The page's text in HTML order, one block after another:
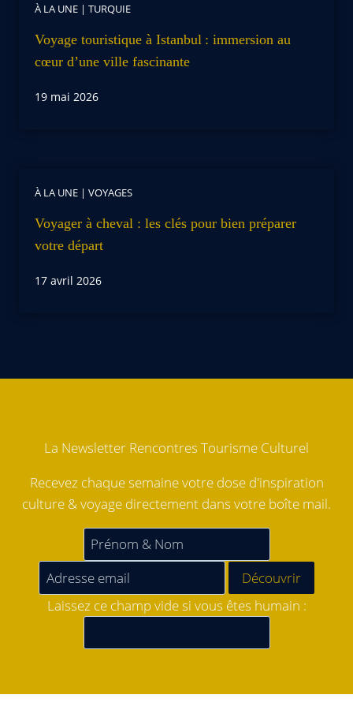
À LA UNE | TURQUIE
Voyage touristique à Istanbul : immersion au
cœur d’une ville fascinante
19 mai 2026
À LA UNE | VOYAGES
Voyager à cheval : les clés pour bien préparer
votre départ
17 avril 2026
La Newsletter Rencontres Tourisme Culturel
Recevez chaque semaine votre dose d'inspiration
culture & voyage directement dans votre boîte mail.
Laissez ce champ vide si vous êtes humain :